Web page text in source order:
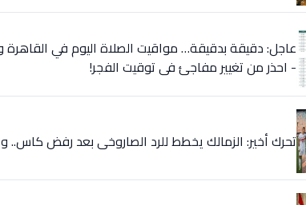
عاجل: دقيقة بدقيقة… مواقيت الصلاة اليوم في
- احذر من تغيير مفاجئ في توقيت الفجر!
تحرك أخير: الزمالك يخطط للرد الصاروخي بعد رفض كاس..